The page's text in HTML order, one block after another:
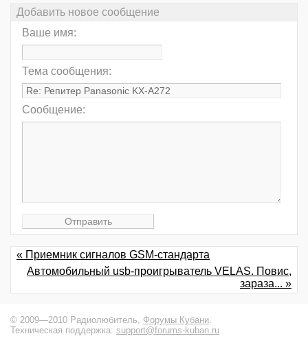
Добавить новое сообщение
Ваше имя:
Тема сообщения:
Сообщение:
« Приемник сигналов GSM-стандарта
Автомобильный usb-проигрыватель VELAS. Повис,
зараза... »
© 2009—2010 Радиолюбитель, Форумы Кубани
Техническая поддержка: support@forums-kuban.ru